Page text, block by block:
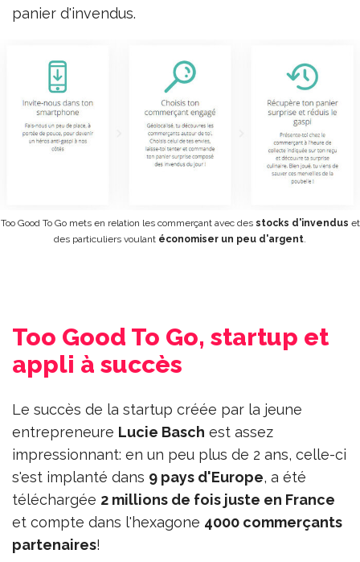
panier d'invendus.
Too Good To Go mets en relation les commerçant avec des stocks d'invendus et
des particuliers voulant économiser un peu d'argent.
Too Good To Go, startup et
appli à succès
Le succès de la startup créée par la jeune
entrepreneure Lucie Basch est assez
impressionnant: en un peu plus de 2 ans, celle-ci
s'est implanté dans 9 pays d'Europe, a été
téléchargée 2 millions de fois juste en France
et compte dans l'hexagone 4000 commerçants
partenaires!